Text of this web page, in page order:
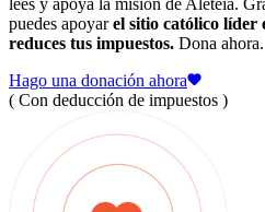
puedes apoyarel sitio católico líder
reduces tus impuestos. Dona ahora.
Hago una donación ahora
( Con deducción de impuestos )